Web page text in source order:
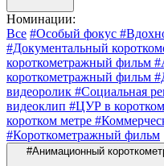
Номинации:
Все #Особый фокус
#Документальный
короткометражный фильм
короткометражный фильм
видеоролик #Социальная
видеоклип #ЦУР в
коротком метре
#Короткометражный фильм
#Анимационный